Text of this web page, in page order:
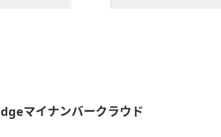
マイナンバークラウド